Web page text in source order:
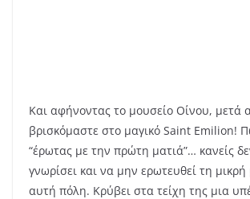
ακριβολογούμε αμπελοτόπια) που
αναλυτική περιγραφή ανά οινοποιείο
(του) #winevirtue.
Μεσημεράκι γεύμα στοL’envers du
συνέχεια 2ωρο master class φτιαγμένο